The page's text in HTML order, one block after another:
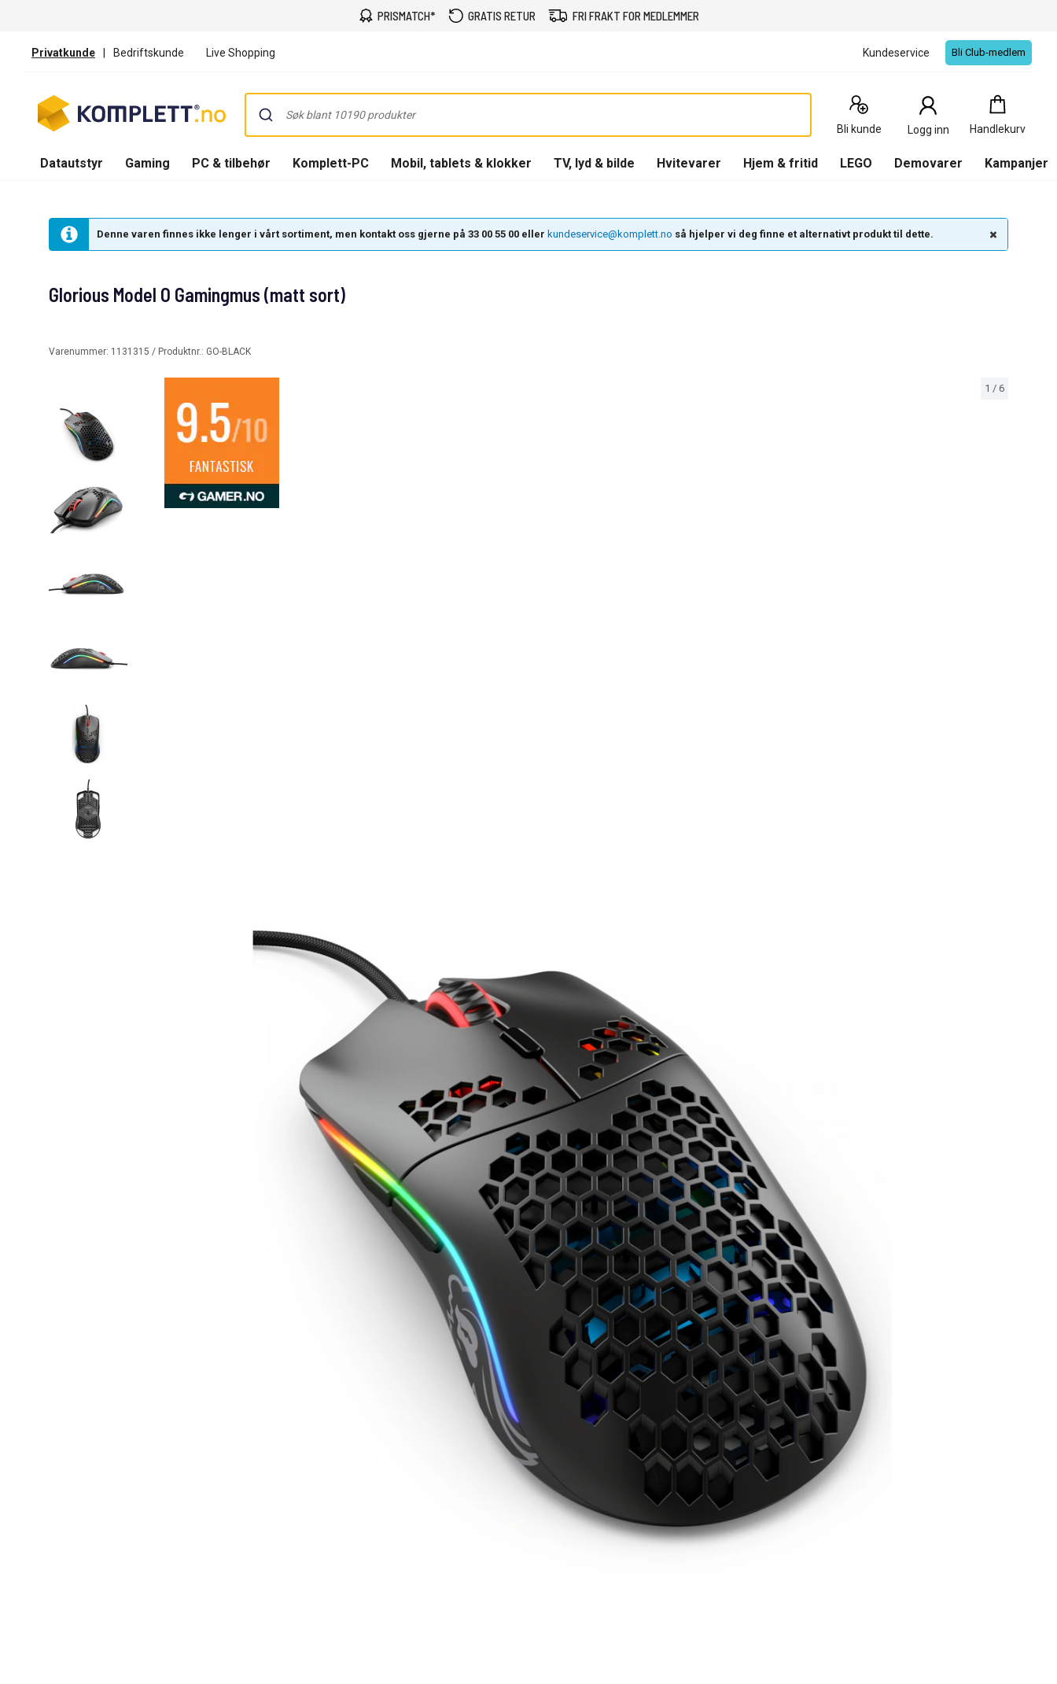
PRISMATCH* GRATIS RETUR FRI FRAKT FOR MEDLEMMER
Privatkunde | Bedriftskunde Live Shopping Kundeservice Bli Club-medlem
Bli kunde Logg inn Handlekurv
Handlekurv
0
Produkter
Datautstyr Gaming PC & tilbehør Komplett-PC Mobil, tablets & klokker TV, lyd & bilde Hvitevarer Hjem & fritid LEGO Demovarer Kampanjer
Denne varen finnes ikke lenger i vårt sortiment, men kontakt oss gjerne på 33 00 55 00 eller kundeservice@komplett.no så hjelper vi deg finne et alternativt produkt til dette.
1 / 6
Glorious Model O Gamingmus (matt sort)
Varenummer: 1131315 / Produktnr.: GO-BLACK